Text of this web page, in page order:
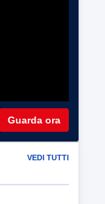
Guarda ora
VEDI TUTTI